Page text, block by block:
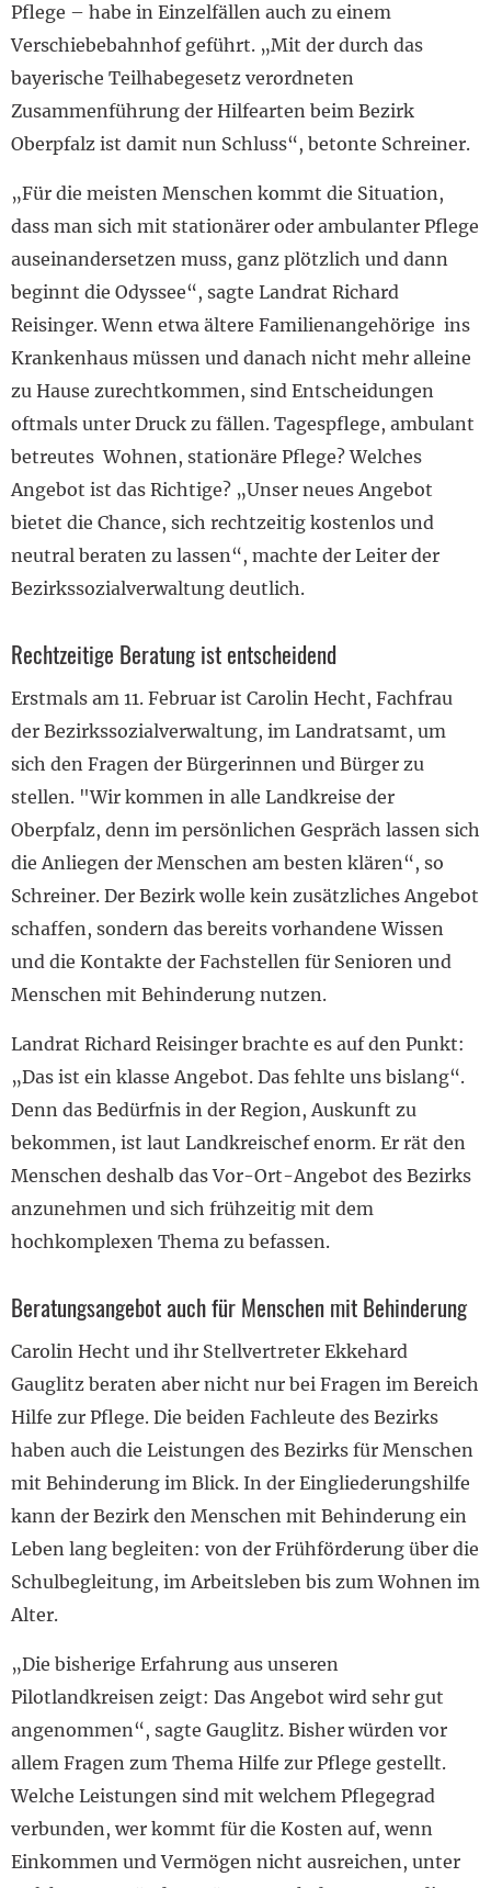
Pflege – habe in Einzelfällen auch zu einem
Verschiebebahnhof geführt. „Mit der durch das
bayerische Teilhabegesetz verordneten
Zusammenführung der Hilfearten beim Bezirk
Oberpfalz ist damit nun Schluss“, betonte Schreiner.
„Für die meisten Menschen kommt die Situation,
dass man sich mit stationärer oder ambulanter Pflege
auseinandersetzen muss, ganz plötzlich und dann
beginnt die Odyssee“, sagte Landrat Richard
Reisinger. Wenn etwa ältere Familienangehörige ins
Krankenhaus müssen und danach nicht mehr alleine
zu Hause zurechtkommen, sind Entscheidungen
oftmals unter Druck zu fällen. Tagespflege, ambulant
betreutes Wohnen, stationäre Pflege? Welches
Angebot ist das Richtige? „Unser neues Angebot
bietet die Chance, sich rechtzeitig kostenlos und
neutral beraten zu lassen“, machte der Leiter der
Bezirkssozialverwaltung deutlich.
Rechtzeitige Beratung ist entscheidend
Erstmals am 11. Februar ist Carolin Hecht, Fachfrau
der Bezirkssozialverwaltung, im Landratsamt, um
sich den Fragen der Bürgerinnen und Bürger zu
stellen. "Wir kommen in alle Landkreise der
Oberpfalz, denn im persönlichen Gespräch lassen sich
die Anliegen der Menschen am besten klären“, so
Schreiner. Der Bezirk wolle kein zusätzliches Angebot
schaffen, sondern das bereits vorhandene Wissen
und die Kontakte der Fachstellen für Senioren und
Menschen mit Behinderung nutzen.
Landrat Richard Reisinger brachte es auf den Punkt:
„Das ist ein klasse Angebot. Das fehlte uns bislang“.
Denn das Bedürfnis in der Region, Auskunft zu
bekommen, ist laut Landkreischef enorm. Er rät den
Menschen deshalb das Vor-Ort-Angebot des Bezirks
anzunehmen und sich frühzeitig mit dem
hochkomplexen Thema zu befassen.
Beratungsangebot auch für Menschen mit Behinderung
Carolin Hecht und ihr Stellvertreter Ekkehard
Gauglitz beraten aber nicht nur bei Fragen im Bereich
Hilfe zur Pflege. Die beiden Fachleute des Bezirks
haben auch die Leistungen des Bezirks für Menschen
mit Behinderung im Blick. In der Eingliederungshilfe
kann der Bezirk den Menschen mit Behinderung ein
Leben lang begleiten: von der Frühförderung über die
Schulbegleitung, im Arbeitsleben bis zum Wohnen im
Alter.
„Die bisherige Erfahrung aus unseren
Pilotlandkreisen zeigt: Das Angebot wird sehr gut
angenommen“, sagte Gauglitz. Bisher würden vor
allem Fragen zum Thema Hilfe zur Pflege gestellt.
Welche Leistungen sind mit welchem Pflegegrad
verbunden, wer kommt für die Kosten auf, wenn
Einkommen und Vermögen nicht ausreichen, unter